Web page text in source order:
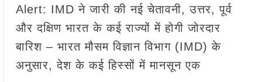
Alert: IMD ने जारी की नई चेतावनी, उत्तर, पूर्व
और दक्षिण भारत के कई राज्यों में होगी जोरदार
बारिश – भारत मौसम विज्ञान विभाग (IMD) के
अनुसार, देश के कई हिस्सों में मानसून एक